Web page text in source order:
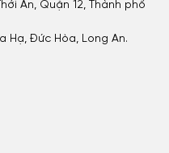
An, Quận 12, Thành phố
Hạ, Đức Hòa, Long An.